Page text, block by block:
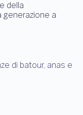
della
generazione a
di batour, anas e